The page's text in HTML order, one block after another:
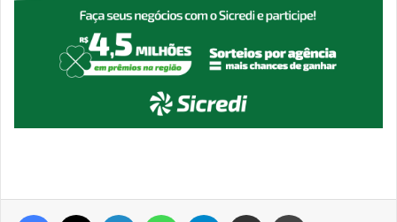
Facebook Linkedin WhatsAppTelegram Compartilhar via e-mail